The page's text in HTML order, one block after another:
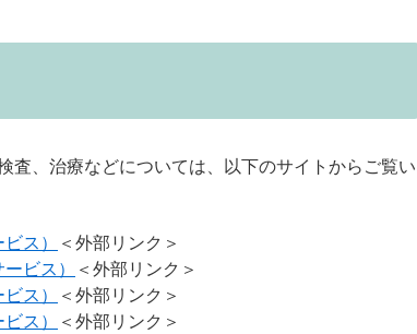
、治療などについては、以下のサイトからご覧い
ス）
＜外部リンク＞
ビス）
＜外部リンク＞
ス）
＜外部リンク＞
ス）
＜外部リンク＞